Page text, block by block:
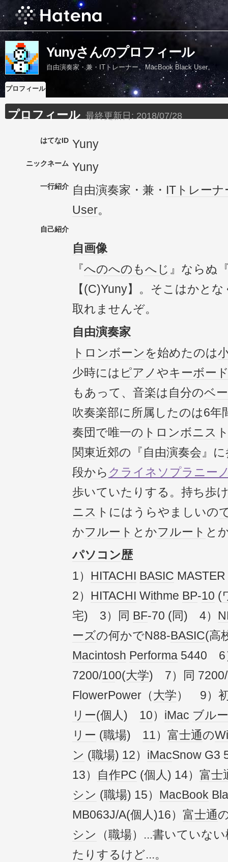
Yunyさんのプロフィール
自由演奏家・兼・ITトレーナー。MacBook Black User。
プロフィール
プロフィール 最終更新日: 2018/07/28
はてなID Yuny
ニックネーム Yuny
一行紹介 自由演奏家 ・兼・ IT トレーナ
User。
自己紹介
自画像
『へのへのもへじ 』ならぬ
【(C)Yuny】。そこはかと
取れませんぞ。
自由演奏家
トロンボーンを始めたのは
少時には ピアノやキーボー
もあって、 音楽は 自分のベ
吹奏楽部に所属 したのは6年
奏団で唯一の トロンボニス
関東近郊の『自由演奏会』
段から クライネソプラニー
歩いていたりする。持ち歩
ニス トにはうらやましいの
かフルート とかフルート と
パソコン歴
1） HITACHI BASIC
2） HITACHI Withme BP-10 (
宅) 3）同 BF-70 (同) 4）
ーズの何かでN88-BASIC(高
Macintosh Performa 5440 6
7200/100(大学) 7）同
FlowerPower（大学） 9）
リー(個人) 10） iMac ブル
リー (職場) 11） 富士通の
ン (職場) 12） iMacSnow
13）
自作PC (個人) 14） 富士
シン (職場) 15） MacBook
MB063J/A(個人)16） 富士通
シン
（職場）...書いていな
たりするけど...。